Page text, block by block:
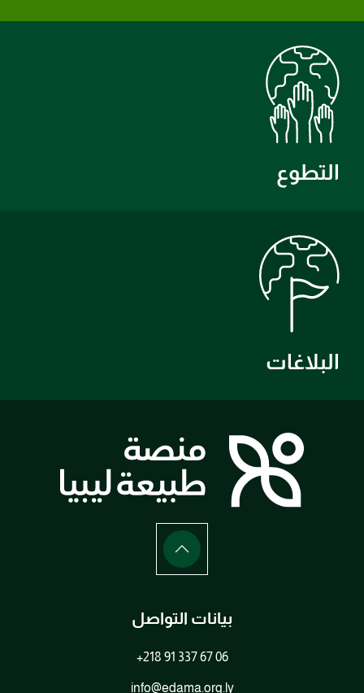
التطوع
البلاغات
بيانات التواصل
+218 91 337 67 06
info@edama.org.ly